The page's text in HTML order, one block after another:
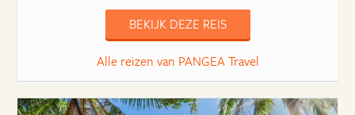
BEKIJK DEZE REIS
Alle reizen van PANGEA Travel